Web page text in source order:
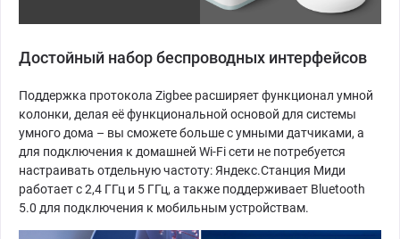
Достойный набор беспроводных интерфейсов
Поддержка протокола Zigbee расширяет функционал умной
колонки, делая её функциональной основой для системы
умного дома – вы сможете больше с умными датчиками, а
для подключения к домашней Wi-Fi сети не потребуется
настраивать отдельную частоту: Яндекс.Станция Миди
работает с 2,4 ГГц и 5 ГГц, а также поддерживает Bluetooth
5.0 для подключения к мобильным устройствам.